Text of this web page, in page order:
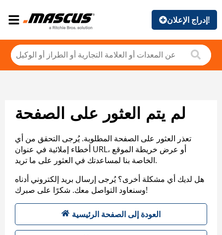
إدراج الإعلان!
لم يتم العثور على الصفحة
تعذر العثور على الصفحة المطلوبة. يُرجى التحقق من أي
أخطاء إملائية في عنوان URL، أو عرض خريطة الموقع
الخاصة بنا لمساعدتك في العثور على ما تريد.
هل لديك أي مشكلة أخرى؟ يُرجى إرسال بريد إلكتروني أدناه
وسنعاود التواصل معك. شكرًا على صبرك!
العودة إلى الصفحة الرئيسية